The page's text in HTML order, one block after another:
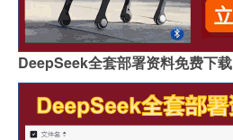
DeepSeek全套部署资料免费下载